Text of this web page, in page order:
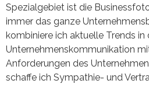
Spezialgebiet ist die
immer das ganze
kombiniere ich aktuelle Trends in
Unternehmenskommunikation
Anforderungen des
schaffe ich Sympathie- und